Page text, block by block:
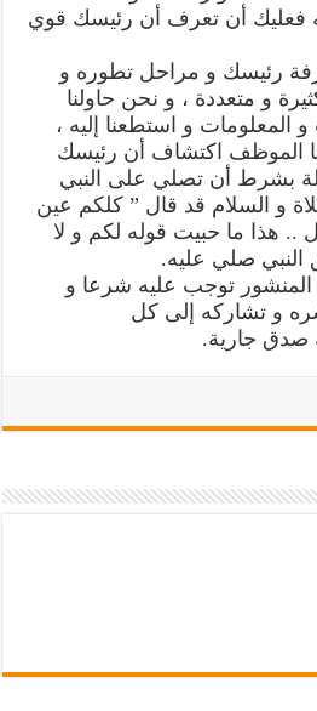
فعليك أن تعرف أن رئيسك قوي
رئيسك و مراحل تطوره و
و متعددة ، و نحن حاولنا
و استطعنا إليه ،
الموظف اكتشاف أن رئيسك
بشرط أن تصلي على النبي
و السلام قد قال ” كلكم عين
.. هذا ما حبيت قوله لكم و لا
صلي عليه.
توجب عليه شرعا و
و تشاركه إلى كل
صدق جارية.